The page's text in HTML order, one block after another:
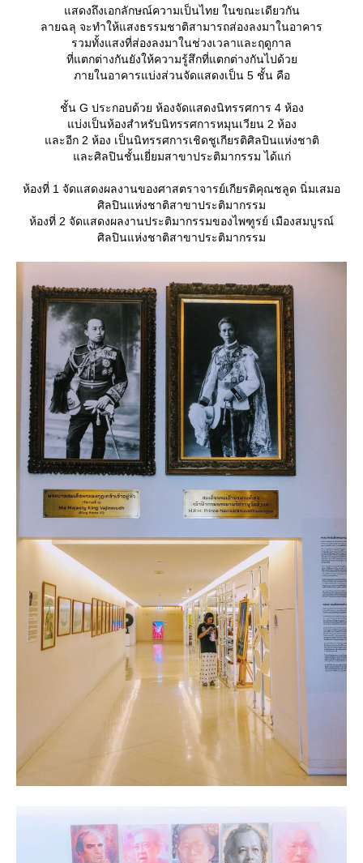
สดงถึงเอกลักษณ์ความเป็นไทย ในขณะเดียวกัน
ลายฉลุ จะทำให้แสงธรรมชาติสามารถส่องลงมาในอาคาร
รวมทั้งแสงที่ส่องลงมาในช่วงเวลาและฤดูกาล
ที่แตกต่างกันยังให้ความรู้สึกที่แตกต่างกันไปด้ว
ภายในอาคารแบ่งส่วนจัดแสดงเป็น 5 ชั้น คือ
ชั้น G ประกอบด้วย ห้องจัดแสดงนิทรรศการ 4 ห้อง
บ่งเป็นห้องสำหรับนิทรรศการหมุนเวียน 2 ห้อง
ละอีก 2 ห้อง เป็นนิทรรศการเชิดชูเกียรติศิลปินแห่งชาติ
ละศิลปินชั้นเยี่ยมสาขาประติมากรรม ได้แก่
ห้องที่ 1 จัดแสดงผลงานของศาสตราจารย์เกียรติคุณชลูด นิ่มเสมอ
ศิลปินแห่งชาติสาขาประติมากรรม
ห้องที่ 2 จัดแสดงผลงานประติมากรรมของไพฑูรย์ เมืองสมบูรณ์
ศิลปินแห่งชาติสาขาประติมากรรม